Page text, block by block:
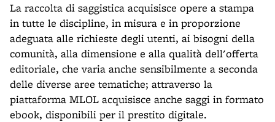
La raccolta di saggistica acquisisce opere a stampa
in tutte le discipline, in misura e in proporzione
adeguata alle richieste degli utenti, ai bisogni della
comunità, alla dimensione e alla qualità dell'offerta
editoriale, che varia anche sensibilmente a seconda
delle diverse aree tematiche; attraverso la
piattaforma MLOL acquisisce anche saggi in formato
ebook, disponibili per il prestito digitale.